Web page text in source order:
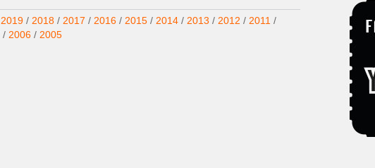
2019 / 2018 / 2017 / 2016 / 2015 / 2014 / 2013 / 2012 / 2011 /
/ 2006 / 2005